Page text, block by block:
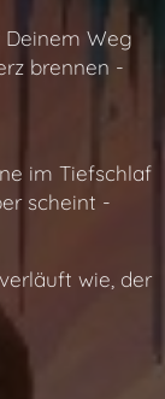
Deinem Weg
brennen -
im Tiefschlaf
scheint -
wie, der